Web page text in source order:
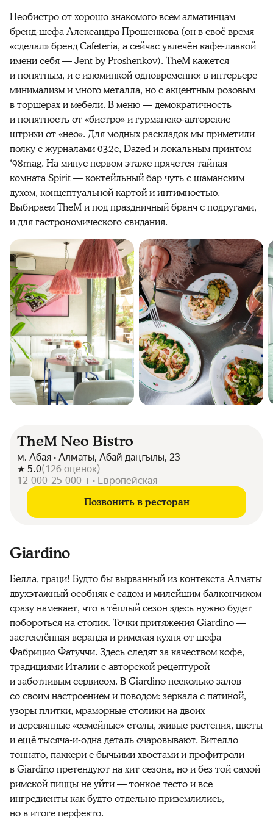
Необистро от хорошо знакомого всем алматинцам
бренд-шефа Александра Прошенкова (он в своё время
«сделал» бренд Cafeteria, а сейчас увлечён кафе-лавкой
имени себя — Jent by Proshenkov). TheM кажется
и понятным, и с изюминкой одновременно: в интерьере
минимализм и много металла, но с акцентным розовым
в торшерах и мебели. В меню — демократичность
и понятность от «бистро» и гурманско-авторские
штрихи от «нео». Для модных раскладок мы приметили
полку с журналами 032c, Dazed и локальным принтом
‘98mag. На минус первом этаже прячется тайная
комната Spirit — коктейльный бар чуть с шаманским
духом, концептуальной картой и интимностью.
Выбираем TheM и под праздничный бранч с подругами,
и для гастрономического свидания.
TheM Neo Bistro
м. Абая • Алматы, Абай даңғылы, 23
5.0(126 оценок)
12 000-25 000 ₸ • Европейская
Позвонить в ресторан
Giardino
Белла, граци! Будто бы вырванный из контекста Алматы
двухэтажный особняк с садом и милейшим балкончиком
сразу намекает, что в тёплый сезон здесь нужно будет
побороться на столик. Точки притяжения Giardino —
застеклённая веранда и римская кухня от шефа
Фабрицио Фатуччи. Здесь следят за качеством кофе,
традициями Италии с авторской рецептурой
и заботливым сервисом. В Giardino несколько залов
со своим настроением и поводом: зеркала с патиной,
узоры плитки, мраморные столики на двоих
и деревянные «семейные» столы, живые растения, цветы
и ещё тысяча-и-одна деталь очаровывают. Вителло
тоннато, паккери с бычьими хвостами и профитроли
в Giardino претендуют на хит сезона, но и без той самой
римской пиццы не уйти — тонкое тесто и все
ингредиенты как будто отдельно приземлились,
но в итоге перфекто.